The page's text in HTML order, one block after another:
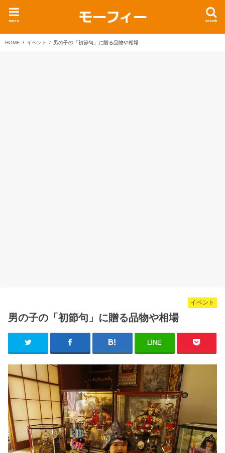
search
menu
HOME イベント 男の子の「初節句」に贈る品物や相場
イベント
男の子の「初節句」に贈る品物や相場
LINE